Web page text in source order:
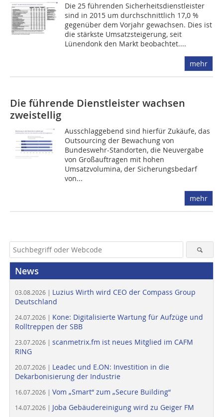
Die 25 führenden Sicherheitsdienstleister
sind in 2015 um durchschnittlich 17,0 %
gegenüber dem Vorjahr gewachsen. Dies ist
die stärkste Umsatzsteigerung, seit
Lünendonk den Markt beobachtet....
mehr
Die führende Dienstleister wachsen
zweistellig
Ausschlaggebend sind hierfür Zukäufe, das
Outsourcing der Bewachung von
Bundeswehr-Standorten, die Neuvergabe
von Großauftragen mit hohen
Umsatzvolumina, der Sicherungsbedarf
von...
mehr
News
03.08.2026 | Luzius Wirth wird CEO der Compass Group
Deutschland
24.07.2026 | Kone: Digitalisierte Wartung für Aufzüge und
Rolltreppen der SBB
23.07.2026 | scanmetrix.fm ist neues Mitglied im CAFM
RING
20.07.2026 | Leadec und E.ON: Investition in die
Dekarbonisierung der Industrie
16.07.2026 | Vom „Smart“ zum „Secure Building“
14.07.2026 | Joba Gebäudereinigung wird zu Geiger FM